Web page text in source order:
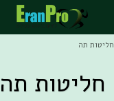
חליטות תה
חליטות תה